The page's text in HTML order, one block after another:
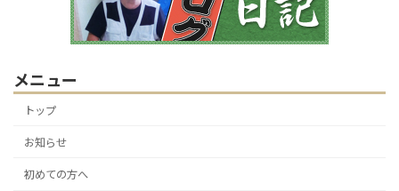
メニュー
トップ
お知らせ
初めての方へ